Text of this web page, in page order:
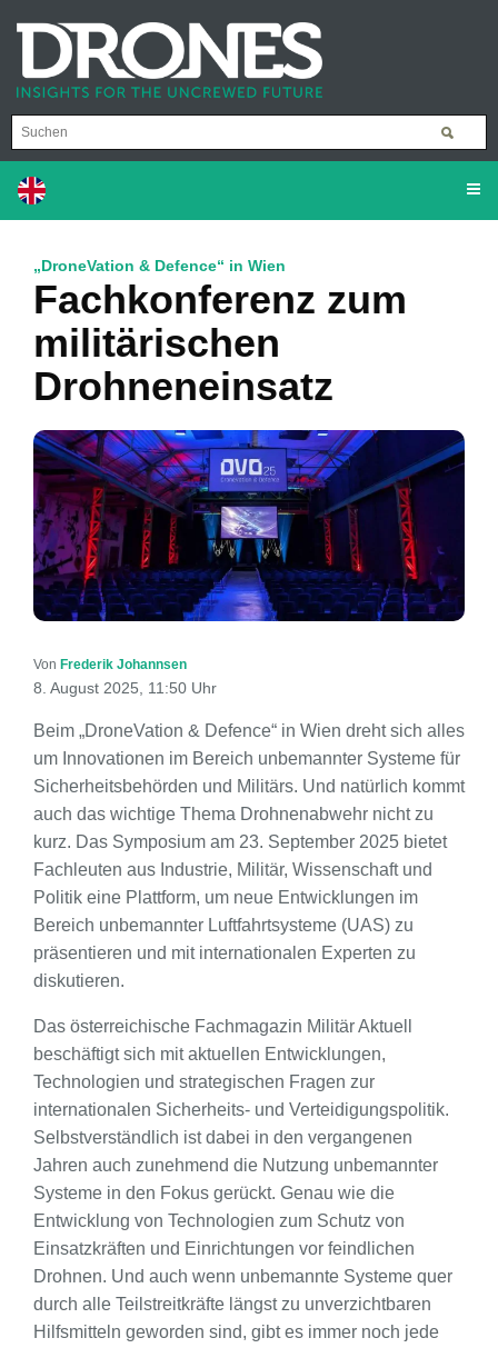
„DroneVation & Defence“ in Wien
Fachkonferenz zum
militärischen
Drohneneinsatz
Von Frederik Johannsen
8. August 2025, 11:50 Uhr
Beim „DroneVation & Defence“ in Wien dreht sich alles
um Innovationen im Bereich unbemannter Systeme für
Sicherheitsbehörden und Militärs. Und natürlich kommt
auch das wichtige Thema Drohnenabwehr nicht zu
kurz. Das Symposium am 23. September 2025 bietet
Fachleuten aus Industrie, Militär, Wissenschaft und
Politik eine Plattform, um neue Entwicklungen im
Bereich unbemannter Luftfahrtsysteme (UAS) zu
präsentieren und mit internationalen Experten zu
diskutieren.
Das österreichische Fachmagazin Militär Aktuell
beschäftigt sich mit aktuellen Entwicklungen,
Technologien und strategischen Fragen zur
internationalen Sicherheits- und Verteidigungspolitik.
Selbstverständlich ist dabei in den vergangenen
Jahren auch zunehmend die Nutzung unbemannter
Systeme in den Fokus gerückt. Genau wie die
Entwicklung von Technologien zum Schutz von
Einsatzkräften und Einrichtungen vor feindlichen
Drohnen. Und auch wenn unbemannte Systeme quer
durch alle Teilstreitkräfte längst zu unverzichtbaren
Hilfsmitteln geworden sind, gibt es immer noch jede